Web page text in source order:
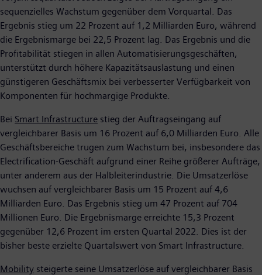
sequenzielles Wachstum gegenüber dem Vorquartal. Das
Ergebnis stieg um 22 Prozent auf 1,2 Milliarden Euro, während
die Ergebnismarge bei 22,5 Prozent lag. Das Ergebnis und die
Profitabilität stiegen in allen Automatisierungsgeschäften,
unterstützt durch höhere Kapazitätsauslastung und einen
günstigeren Geschäftsmix bei verbesserter Verfügbarkeit von
Komponenten für hochmargige Produkte.
Bei Smart Infrastructure stieg der Auftragseingang auf
vergleichbarer Basis um 16 Prozent auf 6,0 Milliarden Euro. Alle
Geschäftsbereiche trugen zum Wachstum bei, insbesondere das
Electrification-Geschäft aufgrund einer Reihe größerer Aufträge,
unter anderem aus der Halbleiterindustrie. Die Umsatzerlöse
wuchsen auf vergleichbarer Basis um 15 Prozent auf 4,6
Milliarden Euro. Das Ergebnis stieg um 47 Prozent auf 704
Millionen Euro. Die Ergebnismarge erreichte 15,3 Prozent
gegenüber 12,6 Prozent im ersten Quartal 2022. Dies ist der
bisher beste erzielte Quartalswert von Smart Infrastructure.
Mobility steigerte seine Umsatzerlöse auf vergleichbarer Basis